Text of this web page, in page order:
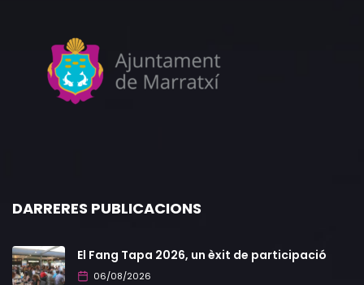
DARRERES PUBLICACIONS
El Fang Tapa 2026, un èxit de participació
06/08/2026